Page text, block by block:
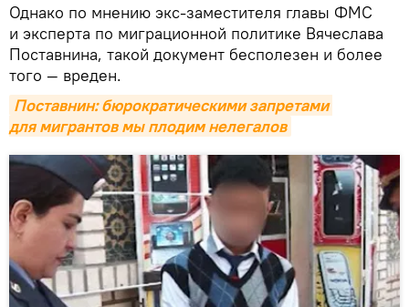
Однако по мнению экс-заместителя главы ФМС
и эксперта по миграционной политике Вячеслава
Поставнина, такой документ бесполезен и более
того — вреден.
Поставнин: бюрократическими запретами
для мигрантов мы плодим нелегалов